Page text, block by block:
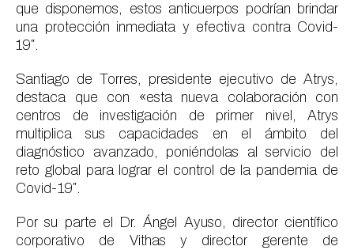
que disponemos, estos anticuerpos podrían brindar
una protección inmediata y efectiva contra Covid-
19″.
Santiago de Torres, presidente ejecutivo de Atrys,
destaca que con «esta nueva colaboración con
centros de investigación de primer nivel, Atrys
multiplica sus capacidades en el ámbito del
diagnóstico avanzado, poniéndolas al servicio del
reto global para lograr el control de la pandemia de
Covid-19″.
Por su parte el Dr. Ángel Ayuso, director científico
corporativo de Vithas y director gerente de